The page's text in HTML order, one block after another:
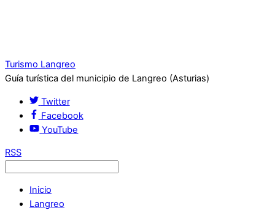
Turismo Langreo
Guía turística del municipio de Langreo (Asturias)
Twitter
Facebook
YouTube
RSS
Inicio
Langreo